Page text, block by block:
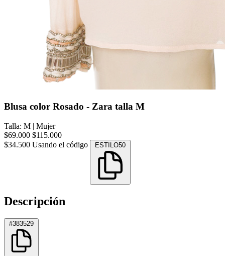
Blusa color Rosado - Zara talla M
Talla: M | Mujer
$69.000 $115.000
$34.500 Usando el código ESTILO50
Descripción
#383529